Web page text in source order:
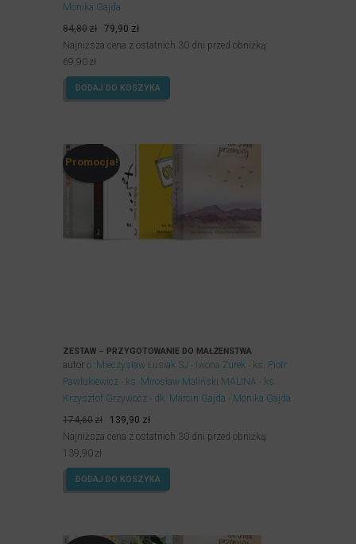
Monika Gajda
84,80zł
Pierwotna
cena
84,80zł.
79,90 złAktualna
cena
79,90zł.
Najniższa cena z ostatnich 30 dni przed obniżką:
69,90 zł
DODAJ DO KOSZYKA
Promocja!
ZESTAW – PRZYGOTOWANIE DO MAŁŻEŃSTWA
autor o. Mieczysław Łusiak SJ Iwona Żurek
ks. Piotr
Pawlukiewicz
ks. Mirosław Maliński MALINA
ks.
Krzysztof Grzywocz
dk. Marcin Gajda
Monika Gajda
174,60zł
Pierwotna
cena
174,60zł.
139,90 złAktualna
cena
139,90zł.
Najniższa cena z ostatnich 30 dni przed obniżką:
139,90 zł
DODAJ DO KOSZYKA